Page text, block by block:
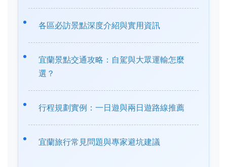
各區必訪景點深度介紹與實用資訊
宜蘭景點交通攻略：自駕與大眾運輸怎麼
選？
行程規劃實例：一日遊與兩日遊路線推薦
宜蘭旅行常見問題與專家避坑建議